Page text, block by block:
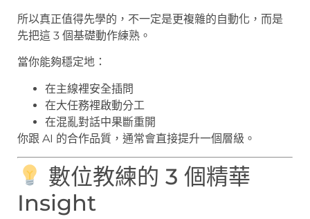
所以真正值得先學的，不一定是更複雜的自動化，而是
先把這 3 個基礎動作練熟。
當你能夠穩定地：
在主線裡安全插問
在大任務裡啟動分工
在混亂對話中果斷重開
你跟 AI 的合作品質，通常會直接提升一個層級。
數位教練的 3 個精華
Insight